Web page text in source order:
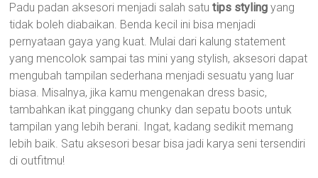
Padu padan aksesori menjadi salah satutips styling yang
tidak boleh diabaikan. Benda kecil ini bisa menjadi
pernyataan gaya yang kuat. Mulai dari kalung statement
yang mencolok sampai tas mini yang stylish, aksesori dapat
mengubah tampilan sederhana menjadi sesuatu yang luar
biasa. Misalnya, jika kamu mengenakan dress basic,
tambahkan ikat pinggang chunky dan sepatu boots untuk
tampilan yang lebih berani. Ingat, kadang sedikit memang
lebih baik. Satu aksesori besar bisa jadi karya seni tersendiri
di outfitmu!